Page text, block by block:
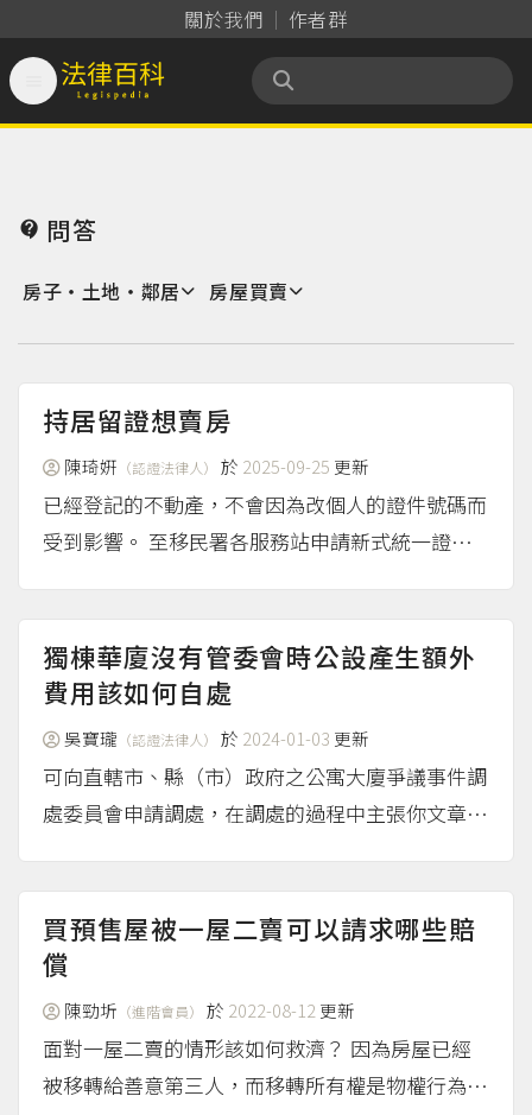
關於我們 作者群
法律百科 Legispedia
 問答
房子‧土地‧鄰居 房屋買賣
持居留證想賣房
陳琦姸 （認證法律人） 於 2025-09-25 更新
已經登記的不動產，不會因為改個人的證件號碼而
受到影響。 至移民署各服務站申請新式統一證號
及大陸地區人民在臺使用的身分識別碼改「統一證
號」，港澳居民等外籍人士可至移民署各服務站，
臨櫃申請統一證... （more...）
獨棟華廈沒有管委會時公設產生額外
費用該如何自處
吳寶瓏 （認證法律人） 於 2024-01-03 更新
可向直轄市、縣（市）政府之公寓大廈爭議事件調
處委員會申請調處，在調處的過程中主張你文章內
案，宜委任律師透過司法程序解決。（more...）
買預售屋被一屋二賣可以請求哪些賠
償
陳勁圻 （進階會員） 於 2022-08-12 更新
面對一屋二賣的情形該如何救濟？ 因為房屋已經
被移轉給善意第三人，而移轉所有權是物權行為，